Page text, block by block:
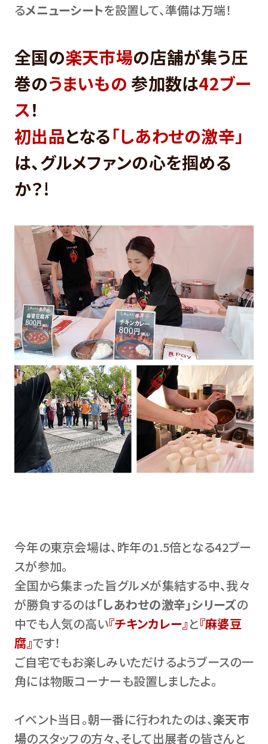
るメニューシートを設置して、準備は万端！
全国の楽天市場の店舗が集う圧
巻のうまいもの参加数は42ブー
ス！
初出品となる「しあわせの激辛」
は、グルメファンの心を掴める
か？!
今年の東京会場は、昨年の1.5倍となる42ブー
スが参加。
全国から集まった旨グルメが集結する中、我々
が勝負するのは「しあわせの激辛」シリーズの
中でも人気の高い『チキンカレー』と『麻婆豆
腐』です！
ご自宅でもお楽しみいただけるようブースの一
角には物販コーナーも設置しましたよ。
イベント当日。朝一番に行われたのは、楽天市
場のスタッフの方々、そして出展者の皆さんと